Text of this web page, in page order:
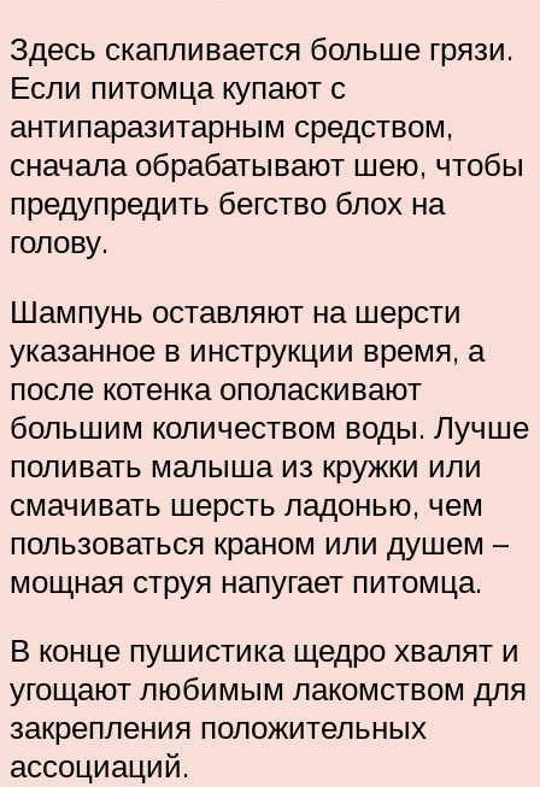
Здесь скапливается больше грязи.
Если питомца купают с
антипаразитарным средством,
сначала обрабатывают шею, чтобы
предупредить бегство блох на
голову.
Шампунь оставляют на шерсти
указанное в инструкции время, а
после котенка ополаскивают
большим количеством воды. Лучше
поливать малыша из кружки или
смачивать шерсть ладонью, чем
пользоваться краном или душем –
мощная струя напугает питомца.
В конце пушистика щедро хвалят и
угощают любимым лакомством для
закрепления положительных
ассоциаций.